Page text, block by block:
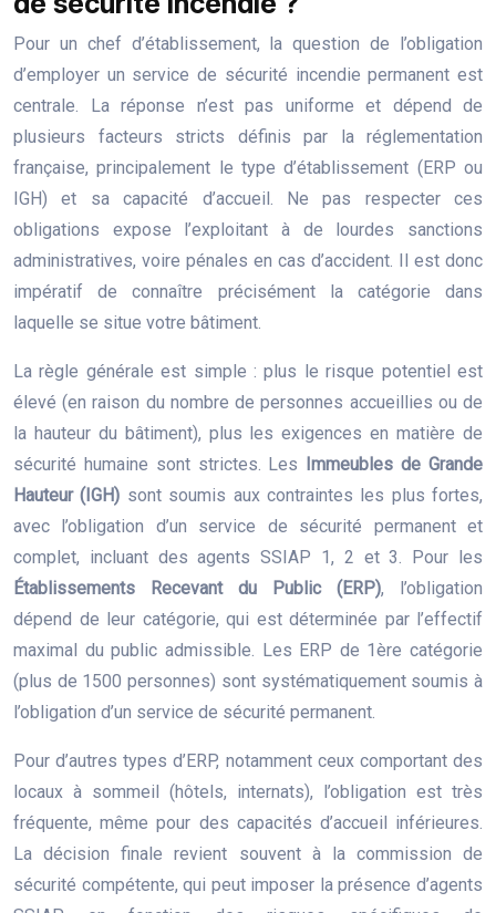
Pour un chef d’établissement, la question de l’obligation
d’employer un service de sécurité incendie permanent est
centrale. La réponse n’est pas uniforme et dépend de
plusieurs facteurs stricts définis par la réglementation
française, principalement le type d’établissement (ERP ou
IGH) et sa capacité d’accueil. Ne pas respecter ces
obligations expose l’exploitant à de lourdes sanctions
administratives, voire pénales en cas d’accident. Il est donc
impératif de connaître précisément la catégorie dans
laquelle se situe votre bâtiment.
La règle générale est simple : plus le risque potentiel est
élevé (en raison du nombre de personnes accueillies ou de
la hauteur du bâtiment), plus les exigences en matière de
sécurité humaine sont strictes. Les
Immeubles de Grande
Hauteur (IGH) sont soumis aux contraintes les plus fortes,
avec l’obligation d’un service de sécurité permanent et
complet, incluant des agents SSIAP 1, 2 et 3. Pour les
Établissements Recevant du Public (ERP), l’obligation
dépend de leur catégorie, qui est déterminée par l’effectif
maximal du public admissible. Les ERP de 1ère catégorie
(plus de 1500 personnes) sont systématiquement soumis à
l’obligation d’un service de sécurité permanent.
Pour d’autres types d’ERP, notamment ceux comportant des
locaux à sommeil (hôtels, internats), l’obligation est très
fréquente, même pour des capacités d’accueil inférieures.
La décision finale revient souvent à la commission de
sécurité compétente, qui peut imposer la présence d’agents